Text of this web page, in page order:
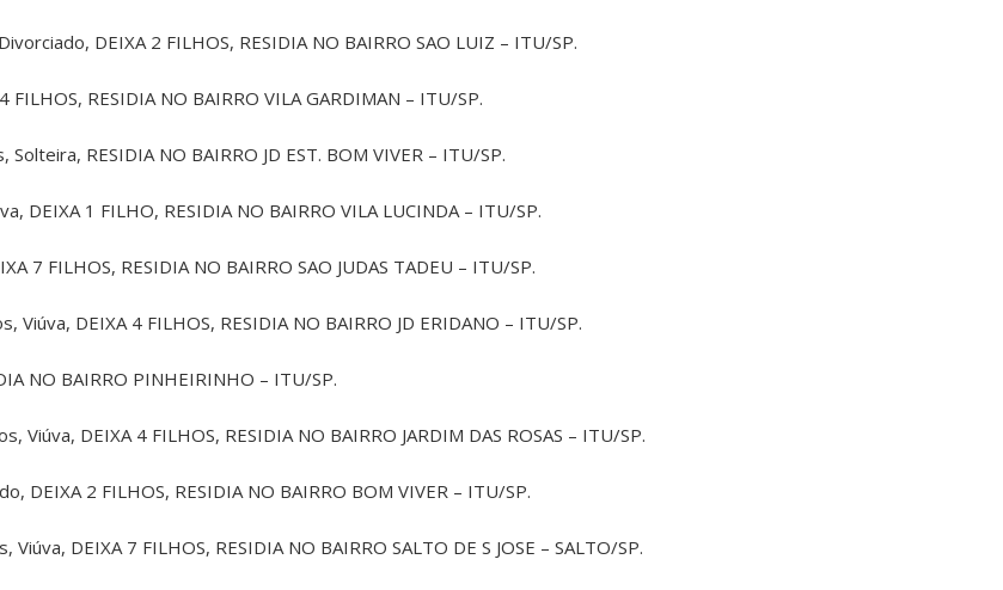
DEIXA 2 FILHOS, RESIDIA NO BAIRRO SAO LUIZ – ITU/SP.
RESIDIA NO BAIRRO VILA GARDIMAN – ITU/SP.
RESIDIA NO BAIRRO JD EST. BOM VIVER – ITU/SP.
DEIXA 1 FILHO, RESIDIA NO BAIRRO VILA LUCINDA – ITU/SP.
7 FILHOS, RESIDIA NO BAIRRO SAO JUDAS TADEU – ITU/SP.
Viúva, DEIXA 4 FILHOS, RESIDIA NO BAIRRO JD ERIDANO – ITU/SP.
NO BAIRRO PINHEIRINHO – ITU/SP.
Viúva, DEIXA 4 FILHOS, RESIDIA NO BAIRRO JARDIM DAS ROSAS – ITU/SP.
DEIXA 2 FILHOS, RESIDIA NO BAIRRO BOM VIVER – ITU/SP.
Viúva, DEIXA 7 FILHOS, RESIDIA NO BAIRRO SALTO DE S JOSE – SALTO/SP.